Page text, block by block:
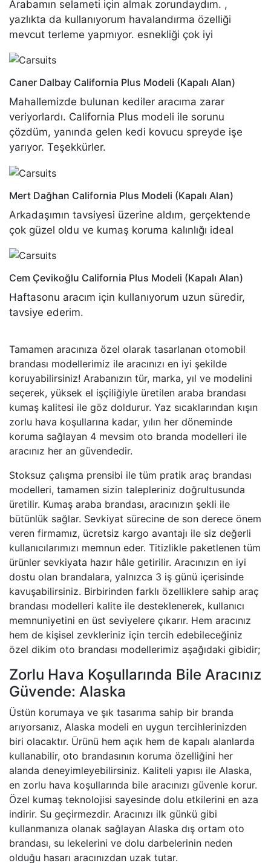
Arabamın selameti için almak zorundaydım. ,
yazlıkta da kullanıyorum havalandırma özelliği
mevcut terleme yapmıyor. esnekliği çok iyi
Caner Dalbay California Plus Modeli (Kapalı Alan)
Mahallemizde bulunan kediler aracıma zarar
veriyorlardı. California Plus modeli ile sorunu
çözdüm, yanında gelen kedi kovucu spreyde işe
yarıyor. Teşekkürler.
Mert Dağhan California Plus Modeli (Kapalı Alan)
Arkadaşımın tavsiyesi üzerine aldım, gerçektende
çok güzel oldu ve kumaş koruma kalınlığı ideal
Cem Çevikoğlu California Plus Modeli (Kapalı Alan)
Haftasonu aracım için kullanıyorum uzun süredir,
tavsiye ederim.
Tamamen aracınıza özel olarak tasarlanan otomobil
brandası modellerimiz ile aracınızı en iyi şekilde
koruyabilirsiniz! Arabanızın tür, marka, yıl ve modelini
seçerek, yüksek el işçiliğiyle üretilen araba brandası
kumaş kalitesi ile göz doldurur. Yaz sıcaklarından kışın
zorlu hava koşullarına kadar, yılın her döneminde
koruma sağlayan 4 mevsim oto branda modelleri ile
aracınız her an güvendedir.
Stoksuz çalışma prensibi ile tüm pratik araç brandası
modelleri, tamamen sizin talepleriniz doğrultusunda
üretilir. Kumaş araba brandası, aracınızın şekli ile
bütünlük sağlar. Sevkiyat sürecine de son derece önem
veren firmamız, ücretsiz kargo avantajı ile siz değerli
kullanıcılarımızı memnun eder. Titizlikle paketlenen tüm
ürünler sevkiyata hazır hâle getirilir. Aracınızın en iyi
dostu olan brandalara, yalnızca 3 iş günü içerisinde
kavuşabilirsiniz. Birbirinden farklı özelliklere sahip araç
brandası modelleri kalite ile desteklenerek, kullanıcı
memnuniyetini en üst seviyelere çıkarır. Hem aracınız
hem de kişisel zevkleriniz için tercih edebileceğiniz
özel dikim oto brandası modellerimiz aşağıdaki gibidir;
Zorlu Hava Koşullarında Bile Aracınız
Güvende: Alaska
Üstün korumaya ve şık tasarıma sahip bir branda
arıyorsanız, Alaska modeli en uygun tercihlerinizden
biri olacaktır. Ürünü hem açık hem de kapalı alanlarda
kullanabilir, oto brandasının koruma özelliğini her
alanda deneyimleyebilirsiniz. Kaliteli yapısı ile Alaska,
en zorlu hava koşullarında bile aracınızı güvenle korur.
Özel kumaş teknolojisi sayesinde dolu etkilerini en aza
indirir. Su geçirmezdir. Aracınızı ilk günkü gibi
kullanmanıza olanak sağlayan Alaska dış ortam oto
brandası, su lekelerini ve dolu darbelerinin neden
olduğu hasarı aracınızdan uzak tutar.